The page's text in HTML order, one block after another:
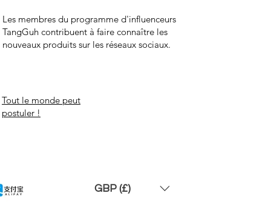
Les membres du programme d'influenceurs
TangGuh contribuent à faire connaître les
nouveaux produits sur les réseaux sociaux.
Tout le monde peut
postuler !
GBP (£)